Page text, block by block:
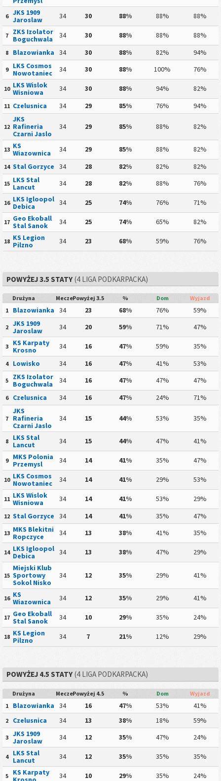
6 JKS 1909
Jaroslaw
34 30 88% 88% 88%
7
ZKS Izolator
Boguchwala
34 30 88% 88% 88%
8 Blazowianka 34 30 88% 82% 94%
9
LKS Cosmos
Nowotaniec
34 30 88% 100% 76%
10 LKS Wislok
Wisniowa
34 30 88% 94% 82%
11 Czelusnica 34 29 85% 76% 94%
12
JKS
Rafineria
Czarni Jaslo
34 29 85% 88% 82%
13 KS
Wiazownica
34 29 85% 88% 82%
14 Stal Gorzyce 34 28 82% 82% 82%
15 LKS Stal
Lancut
34 28 82% 88% 76%
16 LKS Igloopol
Debica
34 25 74% 76% 71%
17 Geo Ekoball
Stal Sanok
34 25 74% 65% 82%
18 KS Legion
Pilzno
34 23 68% 59% 76%
POWYŻEJ 3.5 STATY(4 LIGA PODKARPACKA)
Drużyna MeczePowyżej 3.5 % Dom
Wyjazd
1
Blazowianka 34 23 68% 76% 59%
2 JKS 1909
Jaroslaw
34 20 59% 71% 47%
3
KS Karpaty
Krosno
34 16 47% 59% 35%
4 Lowisko 34 16 47% 41% 53%
5
ZKS Izolator
Boguchwala
34 16 47% 47% 47%
6 Czelusnica 34 16 47% 24% 71%
7
JKS
Rafineria
Czarni Jaslo
34 15 44% 53% 35%
8
LKS Stal
Lancut
34 15 44% 47% 41%
9
MKS Polonia
Przemysl
34 14 41% 35% 47%
10 LKS Cosmos
Nowotaniec
34 14 41% 29% 53%
11 LKS Wislok
Wisniowa
34 14 41% 53% 29%
12 Stal Gorzyce 34 14 41% 35% 47%
13 MKS Blekitni
Ropczyce
34 13 38% 41% 35%
14 LKS Igloopol
Debica
34 13 38% 47% 29%
15
Miejski Klub
Sportowy
Sokol Nisko
34 12 35% 29% 41%
16 KS
Wiazownica
34 12 35% 29% 41%
17 Geo Ekoball
Stal Sanok
34 10 29% 35% 24%
18 KS Legion
Pilzno
34 7 21% 12% 29%
POWYŻEJ 4.5 STATY(4 LIGA PODKARPACKA)
Drużyna MeczePowyżej 4.5 % Dom
Wyjazd
1
Blazowianka 34 16 47% 53% 41%
2 Czelusnica 34 13 38% 18% 59%
3 JKS 1909
Jaroslaw
34 12 35% 47% 24%
4
LKS Stal
Lancut
34 12 35% 35% 35%
5
KS Karpaty
34 10 29% 35% 24%